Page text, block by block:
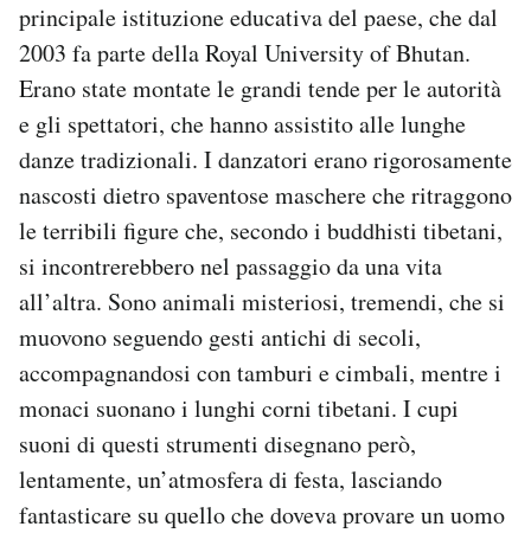
principale istituzione educativa del paese, che dal
2003 fa parte della Royal University of Bhutan.
Erano state montate le grandi tende per le autorità
e gli spettatori, che hanno assistito alle lunghe
danze tradizionali. I danzatori erano rigorosamente
nascosti dietro spaventose maschere che ritraggono
le terribili figure che, secondo i buddhisti tibetani,
si incontrerebbero nel passaggio da una vita
all’altra. Sono animali misteriosi, tremendi, che si
muovono seguendo gesti antichi di secoli,
accompagnandosi con tamburi e cimbali, mentre i
monaci suonano i lunghi corni tibetani. I cupi
suoni di questi strumenti disegnano però,
lentamente, un’atmosfera di festa, lasciando
fantasticare su quello che doveva provare un uomo